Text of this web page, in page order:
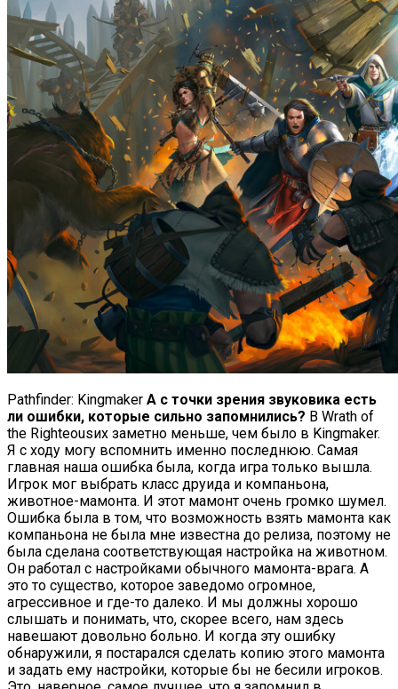
Pathfinder: Kingmaker А с точки зрения звуковика есть
ли ошибки, которые сильно запомнились? В Wrath of
the Righteousих заметно меньше, чем было в Kingmaker.
Я с ходу могу вспомнить именно последнюю. Самая
главная наша ошибка была, когда игра только вышла.
Игрок мог выбрать класс друида и компаньона,
животное-мамонта. И этот мамонт очень громко шумел.
Ошибка была в том, что возможность взять мамонта как
компаньона не была мне известна до релиза, поэтому не
была сделана соответствующая настройка на животном.
Он работал с настройками обычного мамонта-врага. А
это то существо, которое заведомо огромное,
агрессивное и где-то далеко. И мы должны хорошо
слышать и понимать, что, скорее всего, нам здесь
навешают довольно больно. И когда эту ошибку
обнаружили, я постарался сделать копию этого мамонта
и задать ему настройки, которые бы не бесили игроков.